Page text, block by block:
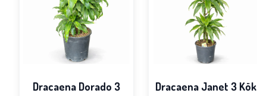
Dracaena Dorado 3
Dracaena Janet 3 Kök